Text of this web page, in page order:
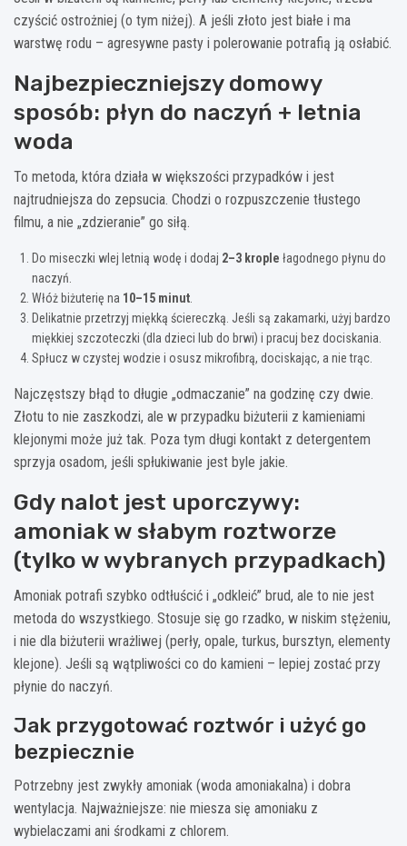
czyścić ostrożniej (o tym niżej). A jeśli złoto jest białe i ma
warstwę rodu – agresywne pasty i polerowanie potrafią ją osłabić.
Najbezpieczniejszy domowy
sposób: płyn do naczyń + letnia
woda
To metoda, która działa w większości przypadków i jest
najtrudniejsza do zepsucia. Chodzi o rozpuszczenie tłustego
filmu, a nie „zdzieranie” go siłą.
Do miseczki wlej letnią wodę i dodaj 2–3 krople łagodnego płynu do
naczyń.
Włóż biżuterię na 10–15 minut
Delikatnie przetrzyj miękką ściereczką. Jeśli są zakamarki, użyj bardzo
miękkiej szczoteczki (dla dzieci lub do brwi) i pracuj bez dociskania.
Spłucz w czystej wodzie i osusz mikrofibrą, dociskając, a nie trąc.
Najczęstszy błąd to długie „odmaczanie” na godzinę czy dwie.
Złotu to nie zaszkodzi, ale w przypadku biżuterii z kamieniami
klejonymi może już tak. Poza tym długi kontakt z detergentem
sprzyja osadom, jeśli spłukiwanie jest byle jakie.
Gdy nalot jest uporczywy:
amoniak w słabym roztworze
(tylko w wybranych przypadkach)
Amoniak potrafi szybko odtłuścić i „odkleić” brud, ale to nie jest
metoda do wszystkiego. Stosuje się go rzadko, w niskim stężeniu,
i nie dla biżuterii wrażliwej (perły, opale, turkus, bursztyn, elementy
klejone). Jeśli są wątpliwości co do kamieni – lepiej zostać przy
płynie do naczyń.
Jak przygotować roztwór i użyć go
bezpiecznie
Potrzebny jest zwykły amoniak (woda amoniakalna) i dobra
wentylacja. Najważniejsze: nie miesza się amoniaku z
wybielaczami ani środkami z chlorem.